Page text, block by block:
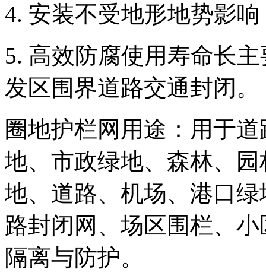
4. 安装不受地形地势影
5. 高效防腐使用寿命长
发区围界道路交通封闭。
圈地护栏网用途：用于
地、市政绿地、森林、
地、道路、机场、港口
路封闭网、场区围栏、
隔离与防护。